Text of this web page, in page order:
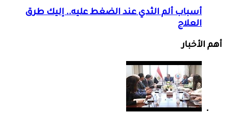
أسباب ألم الثدي عند الضغط عليه.. إليك طرق
العلاج
أهم الأخبار